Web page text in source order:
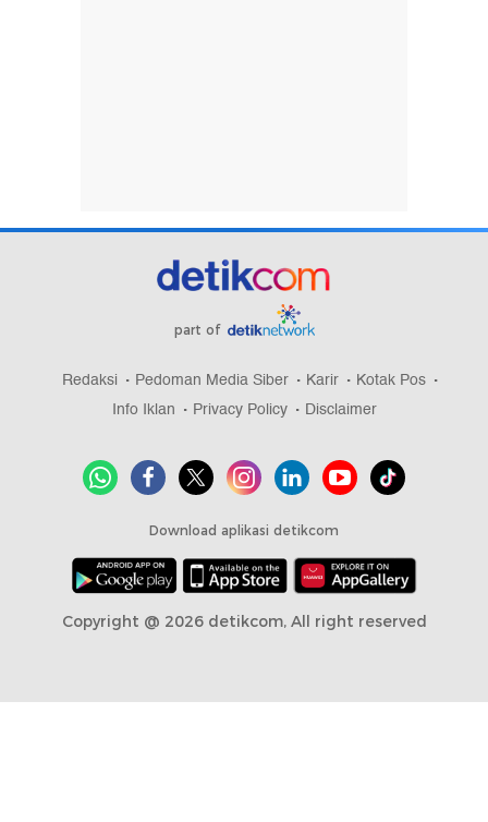
part of
Redaksi Pedoman Media Siber Karir
Kotak Pos
Info Iklan
Privacy Policy Disclaimer
Download aplikasi detikcom
Copyright @ 2026 detikcom, All right reserved